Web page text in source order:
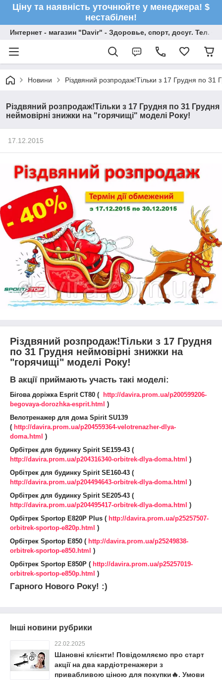
Ціну та наявність уточнюйте у менеджера! $
нестабілен!
Интернет - магазин "Davir" - Здоровье, спорт, досуг. Тел.
Новини Різдвяний розпродаж!Тільки з 17 Грудня по 31
Різдвяний розпродаж!Тільки з 17 Грудня по 31 Грудня
неймовірні знижки на "горячищі" моделі Року!
17.12.2015
Різдвяний розпродаж!Тільки з 17 Грудня
по 31 Грудня неймовірні знижки на
"горячищі" моделі Року!
В акції приймають участь такі моделі:
Бігова доріжка Esprit CT80 (
http://davira.prom.ua/p200599206-
begovaya-dorozhka-esprit.html )
Велотренажер для дома Spirit SU139
( http://davira.prom.ua/p204559364-velotrenazher-dlya-
doma.html )
Орбітрек для будинку Spirit SE159-43 (
http://davira.prom.ua/p204316340-orbitrek-dlya-doma.html )
Орбітрек для будинку Spirit SE160-43 (
http://davira.prom.ua/p204494643-orbitrek-dlya-doma.html )
Орбітрек для будинку Spirit SE205-43 (
http://davira.prom.ua/p204495417-orbitrek-dlya-doma.html )
Орбітрек Sportop E820P Plus ( http://davira.prom.ua/p25257507-
orbitrek-sportop-e820p.html )
Орбітрек Sportop E850 ( http://davira.prom.ua/p25249838-
orbitrek-sportop-e850.html )
Орбітрек Sportop E850P ( http://davira.prom.ua/p25257019-
orbitrek-sportop-e850p.html )
Гарного Нового Року! :)
Інші новини рубрики
22.02.2025
Шановні клієнти! Повідомляємо про старт
акції на два кардіотренажери з
привабливою ціною для покупки🔥. Умови